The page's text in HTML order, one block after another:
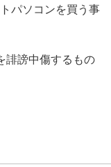
パソコンを買う事
誹謗中傷するもの